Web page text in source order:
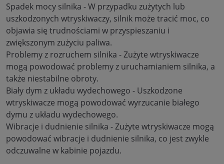
Spadek mocy silnika - W przypadku zużytych lub
uszkodzonych wtryskiwaczy, silnik może tracić moc, co
objawia się trudnościami w przyspieszaniu i
zwiększonym zużyciu paliwa.
Problemy z rozruchem silnika - Zużyte wtryskiwacze
mogą powodować problemy z uruchamianiem silnika, a
także niestabilne obroty.
Biały dym z układu wydechowego - Uszkodzone
wtryskiwacze mogą powodować wyrzucanie białego
dymu z układu wydechowego.
Wibracje i dudnienie silnika - Zużyte wtryskiwacze mogą
powodować wibracje i dudnienie silnika, co jest zwykle
odczuwalne w kabinie pojazdu.